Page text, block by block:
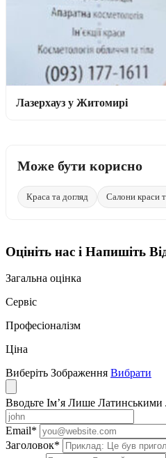
Лазерхауз у Житомирі
Може бути корисно
Краса та догляд Салони краси
Оцініть нас і Напишіть
Загальна оцінка
Сервіс
Професіоналізм
Ціна
Виберіть Зображення Вибрати
Вводьте Ім’я Лише Латинськими
Email*
Заголовок*